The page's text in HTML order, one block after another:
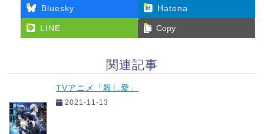
Bluesky Hatena
LINE Copy
関連記事
TVアニメ「殺し愛」
2021-11-13